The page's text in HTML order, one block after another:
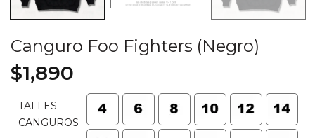
Canguro Foo Fighters (Negro)
$1,890
TALLES
CANGUROS